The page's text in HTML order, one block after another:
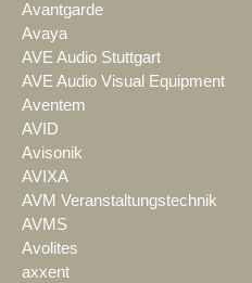
Avantgarde
Avaya
AVE Audio Stuttgart
AVE Audio Visual Equipment
Aventem
AVID
Avisonik
AVIXA
AVM Veranstaltungstechnik
AVMS
Avolites
axxent